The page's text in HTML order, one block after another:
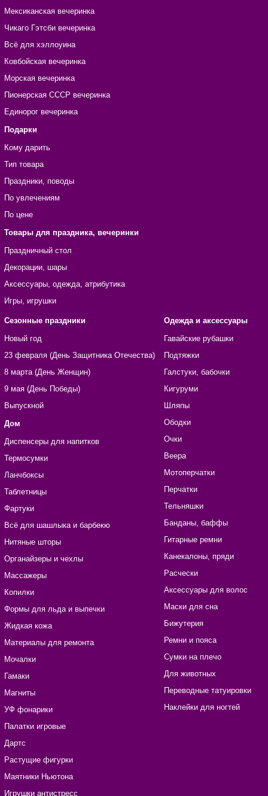
Мексиканская вечеринка
Чикаго Гэтсби вечеринка
Всё для хэллоуина
Ковбойская вечеринка
Морская вечеринка
Пионерская СССР вечеринка
Единорог вечеринка
Подарки
Кому дарить
Тип товара
Праздники, поводы
По увлечениям
По цене
Товары для праздника, вечеринки
Праздничный стол
Декорации, шары
Аксессуары, одежда, атрибутика
Игры, игрушки
Сезонные праздники
Новый год
23 февраля (День Защитника Отечества)
8 марта (День Женщин)
9 мая (День Победы)
Выпускной
Дом
Диспенсеры для напитков
Термосумки
Ланчбоксы
Таблетницы
Фартуки
Всё для шашлыка и барбекю
Нитяные шторы
Органайзеры и чехлы
Массажеры
Копилки
Формы для льда и выпечки
Жидкая кожа
Материалы для ремонта
Мочалки
Гамаки
Магниты
УФ фонарики
Палатки игровые
Дартс
Растущие фигурки
Маятники Ньютона
Игрушки антистресс
Одежда и аксессуары
Гавайские рубашки
Подтяжки
Галстуки, бабочки
Кигуруми
Шляпы
Ободки
Очки
Веера
Мотоперчатки
Перчатки
Тельняшки
Банданы, баффы
Гитарные ремни
Канекалоны, пряди
Расчески
Аксессуары для волос
Маски для сна
Бижутерия
Ремни и пояса
Сумки на плечо
Для животных
Переводные татуировки
Наклейки для ногтей